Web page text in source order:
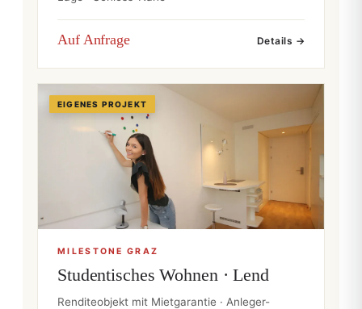
Auf Anfrage Details →
EIGENES PROJEKT
MILESTONE GRAZ
Studentisches Wohnen · Lend
Renditeobjekt mit Mietgarantie · Anleger-